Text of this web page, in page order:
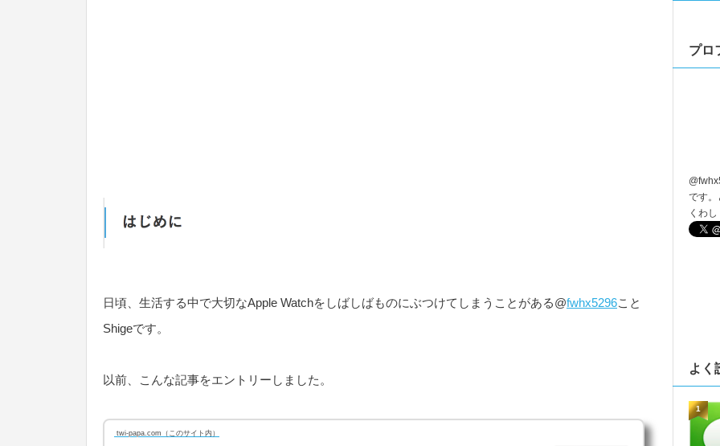
日頃、生活する中で大切なApple Watchをしばしばものにぶつけてしまうことがある@fwhx5296こと
Shigeです。
以前、こんな記事をエントリーしました。
twi-papa.com（このサイト内）
プロ
@
です。
くわ
よく
1